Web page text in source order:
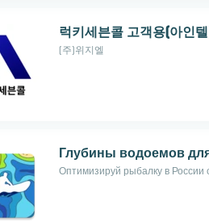
럭키세븐콜 고객용(아인
(주)위지엘
Глубины водоемов
Оптимизируй рыбалку в